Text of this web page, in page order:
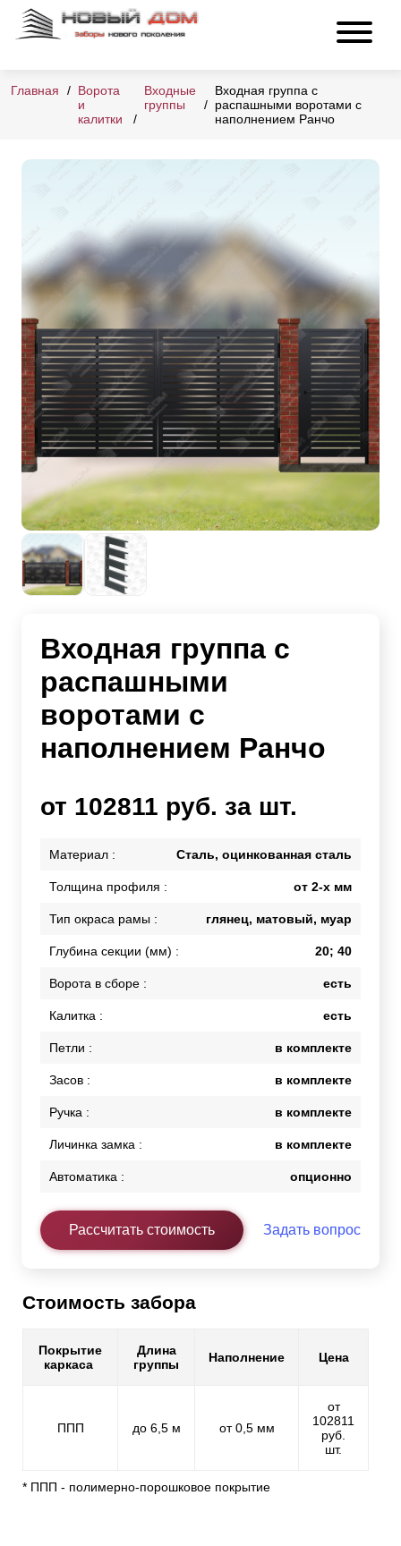
Главная
Ворота
и
калитки
Входные
группы
Входная группа с
распашными воротами с
наполнением Ранчо
Входная группа с
распашными
воротами с
наполнением Ранчо
от 102811 руб. за шт.
Материал : Сталь, оцинкованная сталь
Толщина профиля : от 2-х мм
Тип окраса рамы : глянец, матовый, муар
Глубина секции (мм) : 20; 40
Ворота в сборе : есть
Калитка : есть
Петли : в комплекте
Засов : в комплекте
Ручка : в комплекте
Личинка замка : в комплекте
Автоматика : опционно
Рассчитать стоимость Задать вопрос
Стоимость забора
Покрытие
каркаса
Длина
группы
Наполнение Цена
ППП до 6,5 м от 0,5 мм
от
102811
руб.
шт.
* ППП - полимерно-порошковое покрытие